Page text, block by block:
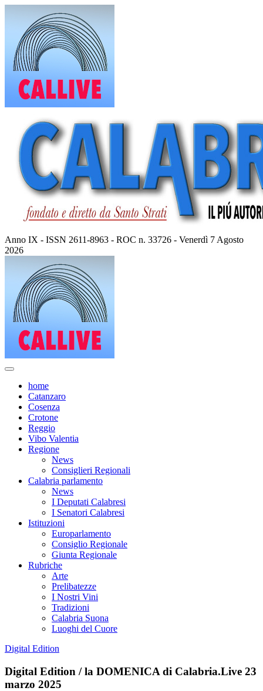
contenuto
Anno IX - ISSN 2611-8963 - ROC n. 33726 - Venerdì 7 Agosto
2026
home
Catanzaro
Cosenza
Crotone
Reggio
Vibo Valentia
Regione
News
Consiglieri Regionali
Calabria parlamento
News
I Deputati Calabresi
I Senatori Calabresi
Istituzioni
Europarlamento
Consiglio Regionale
Giunta Regionale
Rubriche
Arte
Prelibatezze
I Nostri Vini
Tradizioni
Calabria Suona
Luoghi del Cuore
Digital Edition
Digital Edition / la DOMENICA di Calabria.Live 23
marzo 2025